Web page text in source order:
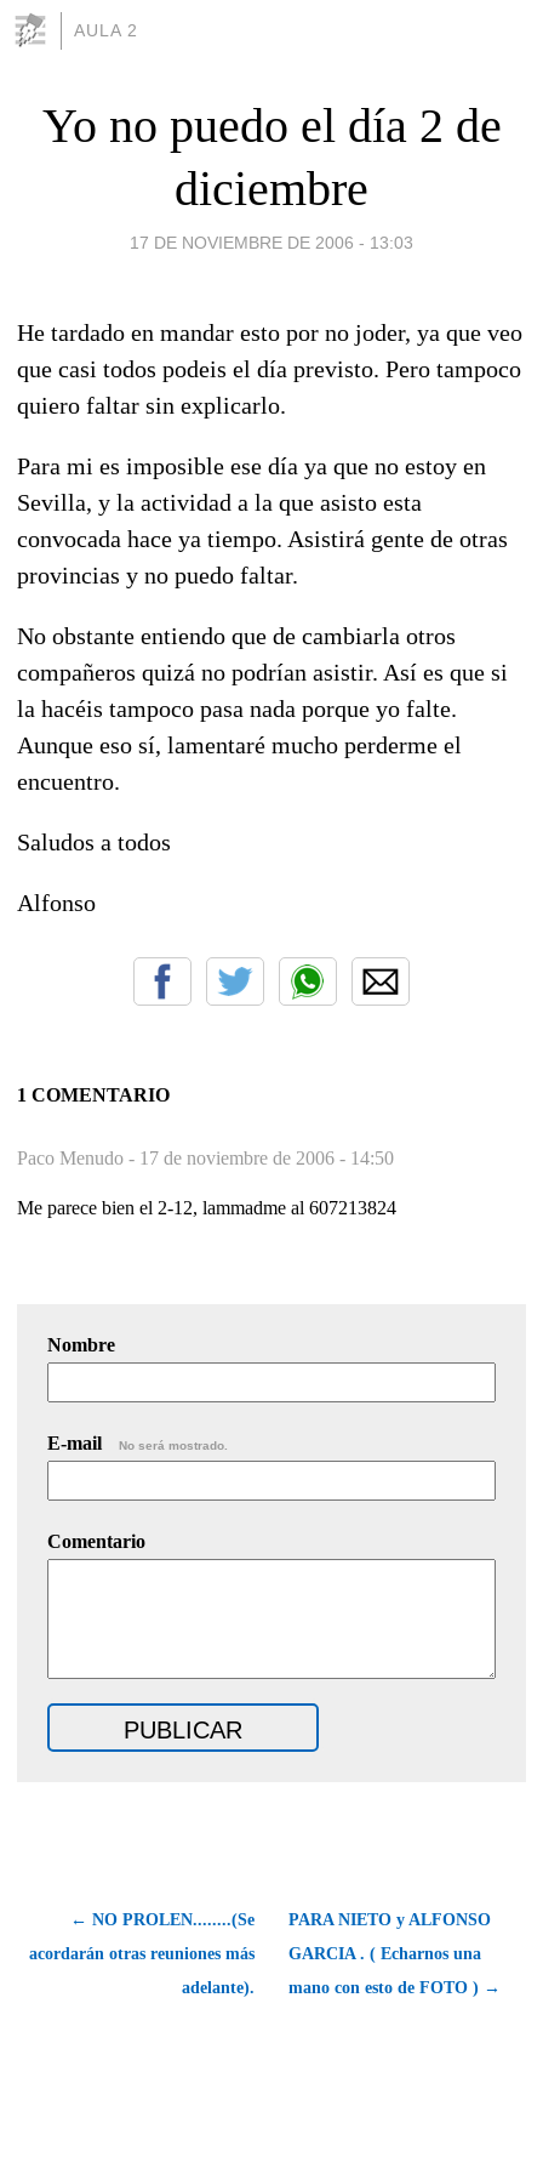
AULA 2
Yo no puedo el día 2 de
diciembre
17 DE NOVIEMBRE DE 2006 - 13:03
He tardado en mandar esto por no joder, ya que veo
que casi todos podeis el día previsto. Pero tampoco
quiero faltar sin explicarlo.
Para mi es imposible ese día ya que no estoy en
Sevilla, y la actividad a la que asisto esta
convocada hace ya tiempo. Asistirá gente de otras
provincias y no puedo faltar.
No obstante entiendo que de cambiarla otros
compañeros quizá no podrían asistir. Así es que si
la hacéis tampoco pasa nada porque yo falte.
Aunque eso sí, lamentaré mucho perderme el
encuentro.
Saludos a todos
Alfonso
1 COMENTARIO
Paco Menudo - 17 de noviembre de 2006 - 14:50
Me parece bien el 2-12, lammadme al 607213824
Nombre
E-mail No será mostrado.
Comentario
← NO PROLEN........(Se
acordarán otras reuniones más
adelante).
PARA NIETO y ALFONSO
GARCIA . ( Echarnos una
mano con esto de FOTO ) →